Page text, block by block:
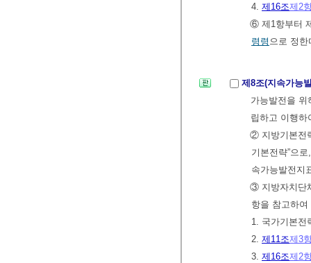
4. 제16조제2
⑥ 제1항부터
령령 으로 정한
제8조(지속가능
가능발전을 위
립하고 이행하
② 지방기본전
기본전략”으
속가능발전지
③ 지방자치단
항을 참고하
1. 국가기본전
2. 제11조제3
3. 제16조제2